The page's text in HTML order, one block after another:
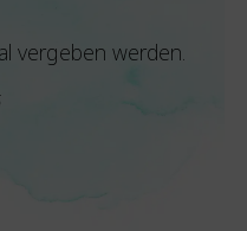
vergeben werden.